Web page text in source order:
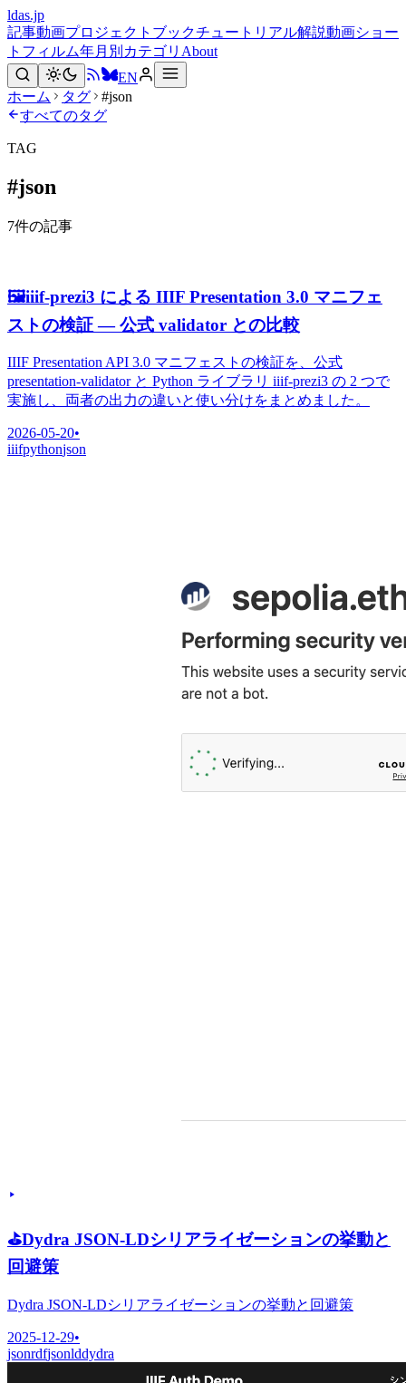
ldas.jp
記事動画プロジェクト ブックチュートリアル解説動画ショー
トフィルム年月別 カテゴリ About
EN
ホーム
タグ
#json
すべてのタグ
TAG
#json
7件の記事
🖼️iiif-prezi3 による IIIF Presentation 3.0 マニフェ
ストの検証 — 公式 validator との比較
IIIF Presentation API 3.0 マニフェストの検証を、公式
presentation-validator と Python ライブラリ iiif-prezi3 の 2 つで
実施し、両者の出力の違いと使い分けをまとめました。
2026-05-20•
iiifpythonjson
⛳Dydra JSON-LDシリアライゼーションの挙動と
回避策
Dydra JSON-LDシリアライゼーションの挙動と回避策
2025-12-29•
jsonrdfjsonlddydra